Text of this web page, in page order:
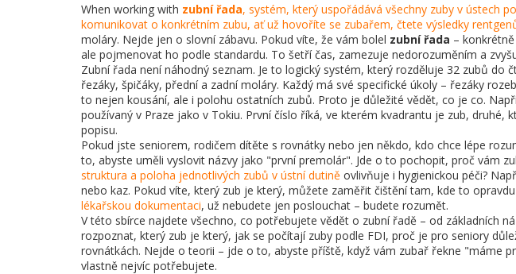
When working with zubní řada, systém, který uspořádává všechny zuby v ústech
komunikovat o konkrétním zubu, ať už hovoříte se zubařem, čtete výsledky
moláry. Nejde jen o slovní zábavu. Pokud víte, že vám bolel zubní řada –
ale pojmenovat ho podle standardu. To šetří čas, zamezuje nedorozuměním a
Zubní řada není náhodný seznam. Je to logický systém, který rozděluje 32 zubů
řezáky, špičáky, přední a zadní moláry. Každý má své specifické úkoly – řezáky
to nejen kousání, ale i polohu ostatních zubů. Proto je důležité vědět, co je co.
používaný v Praze jako v Tokiu. První číslo říká, ve kterém kvadrantu je zub,
popisu.
Pokud jste seniorem, rodičem dítěte s rovnátky nebo jen někdo, kdo chce lépe
to, abyste uměli vyslovit názvy jako "první premolár". Jde o to pochopit, proč vám
struktura a poloha jednotlivých zubů v ústní dutině ovlivňuje i hygienickou péči?
nebo kaz. Pokud víte, který zub je který, můžete zaměřit čištění tam, kde to
lékařskou dokumentaci, už nebudete jen poslouchat – budete rozumět.
V této sbírce najdete všechno, co potřebujete vědět o zubní řadě – od základních
rozpoznat, který zub je který, jak se počítají zuby podle FDI, proč je pro seniory
rovnátkách. Nejde o teorii – jde o to, abyste příště, když vám zubař řekne "máme
vlastně nejvíc potřebujete.